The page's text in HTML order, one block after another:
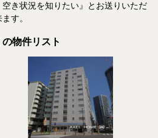
き状況を知りたい』とお送りいただ
す。
の物件リスト